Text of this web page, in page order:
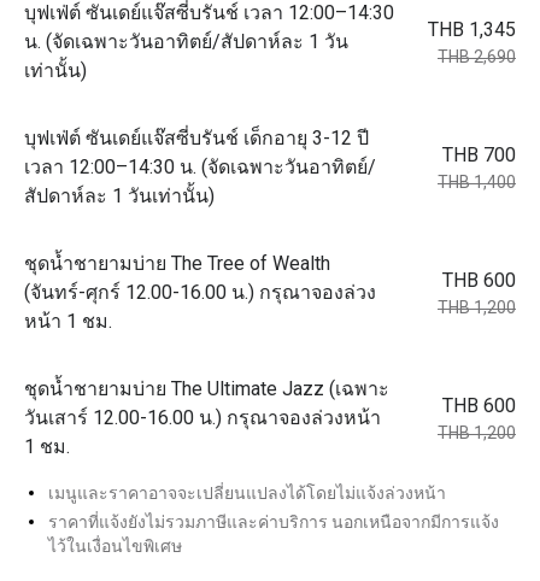
บุฟเฟ่ต์ ซันเดย์แจ๊สซี่บรันช์ เวลา 12:00–14:30
น. (จัดเฉพาะวันอาทิตย์/สัปดาห์ละ 1 วัน
เท่านั้น)
THB 1,345
THB 2,690
บุฟเฟ่ต์ ซันเดย์แจ๊สซี่บรันช์ เด็กอายุ 3-12 ปี
เวลา 12:00–14:30 น. (จัดเฉพาะวันอาทิตย์/
สัปดาห์ละ 1 วันเท่านั้น)
THB 700
THB 1,400
ชุดน้ำชายามบ่าย The Tree of Wealth
(จันทร์-ศุกร์ 12.00-16.00 น.) กรุณาจองล่วง
หน้า 1 ชม.
THB 600
THB 1,200
ชุดน้ำชายามบ่าย The Ultimate Jazz (เฉพาะ
วันเสาร์ 12.00-16.00 น.) กรุณาจองล่วงหน้า
1 ชม.
THB 600
THB 1,200
เมนูและราคาอาจจะเปลี่ยนแปลงได้โดยไม่แจ้งล่วงหน้า
ราคาที่แจ้งยังไม่รวมภาษีและค่าบริการ นอกเหนือจากมีการแจ้ง
ไว้ในเงื่อนไขพิเศษ